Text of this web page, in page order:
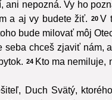
nepozná. Vy ho
a aj vy budete žiť. 20 V
bude milovať môj
seba chceš zjaviť nám,
24 Kto ma nemiluje,
Duch Svätý,